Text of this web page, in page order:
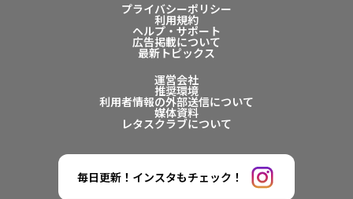
プライバシーポリシー
利用規約
ヘルプ・サポート
広告掲載について
最新トピックス
運営会社
推奨環境
利用者情報の外部送信について
媒体資料
レタスクラブについて
毎日更新！インスタもチェック！